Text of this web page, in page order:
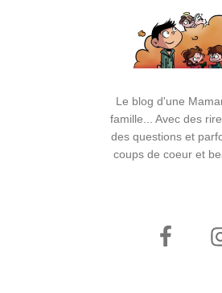
Le blog d'une
famille... Avec des
des questions et
coups de coeur et